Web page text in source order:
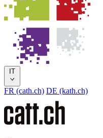
IT
FR (cath.ch) DE (kath.ch)